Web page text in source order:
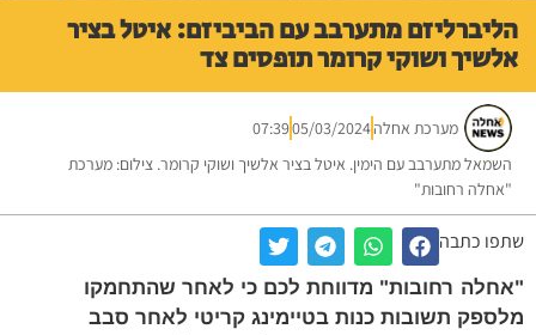
מתערבב עם הביביזם: איטל בציר
ושוקי קרומר תופסים צד
מערכת אחלה 05/03/2024
07:39
מתערבב עם הימין. איטל בציר אלשיך ושוקי קרומר. צילום: מערכת
רחובות"
כתבה
רחובות" מדווחת לכם כי לאחר שהתחמקו
תשובות כנות בטיימינג קריטי לאחר סבב